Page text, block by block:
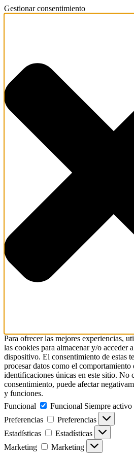
Gestionar consentimiento
Para ofrecer las mejores experiencias,
las cookies para almacenar y/o acceder
dispositivo. El consentimiento de estas
procesar datos como el comportamiento
identificaciones únicas en este sitio. No
consentimiento, puede afectar
y funciones.
Funcional
Funcional Siempre activo
Preferencias
Preferencias
Estadísticas
Estadísticas
Marketing
Marketing